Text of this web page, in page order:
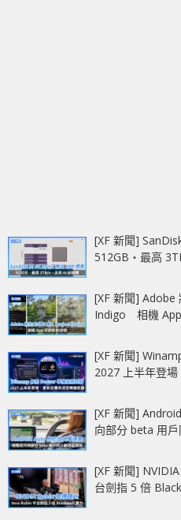
[XF 新聞]
512GB‧最高
[XF 新聞] Adobe
Indigo 相機
[XF 新聞]
2027 上半年登
[XF 新聞]
向部分 beta 用
[XF 新聞]
台劍指 5 倍